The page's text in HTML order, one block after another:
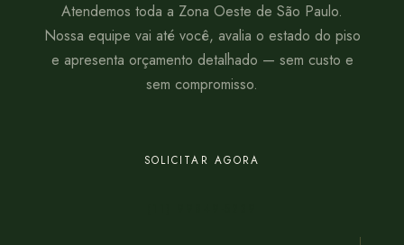
Atendemos toda a Zona Oeste de São Paulo.
Nossa equipe vai até você, avalia o estado do piso
e apresenta orçamento detalhado — sem custo e
sem compromisso.
SOLICITAR AGORA